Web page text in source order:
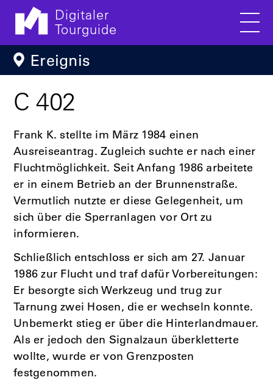
Direkt zum Inhalt
Digitaler
Tourguide
Ereignis
C 402
Frank K. stellte im März 1984 einen
Ausreiseantrag. Zugleich suchte er nach einer
Fluchtmöglichkeit. Seit Anfang 1986 arbeitete
er in einem Betrieb an der Brunnenstraße.
Vermutlich nutzte er diese Gelegenheit, um
sich über die Sperranlagen vor Ort zu
informieren.
Schließlich entschloss er sich am 27. Januar
1986 zur Flucht und traf dafür Vorbereitungen:
Er besorgte sich Werkzeug und trug zur
Tarnung zwei Hosen, die er wechseln konnte.
Unbemerkt stieg er über die Hinterlandmauer.
Als er jedoch den Signalzaun überkletterte
wollte, wurde er von Grenzposten
festgenommen.